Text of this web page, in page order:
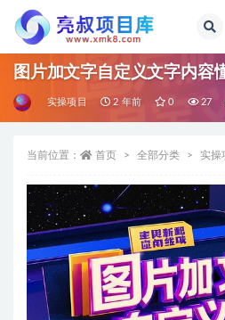
图片加文字自定义文字内容
实操项目 2 年前 0 27
当前位置： 首页 全部分类 实操